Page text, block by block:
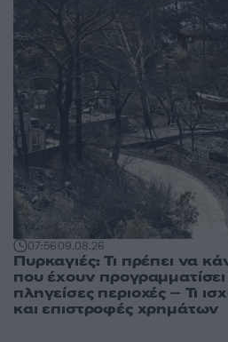
07:5609.08.26
Πυρκαγιές: Τι πρέπει να
που έχουν
πληγείσες περιοχές – Τι
και επιστροφές χρημάτων